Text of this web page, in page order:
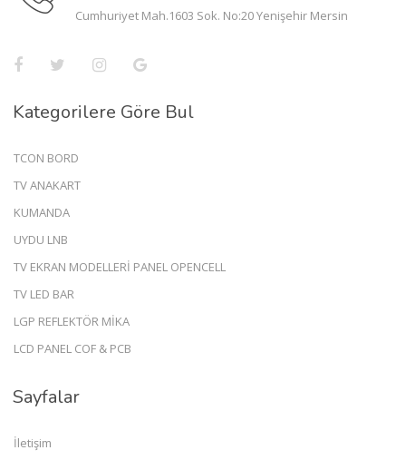
Cumhuriyet Mah.1603 Sok. No:20 Yenişehir Mersin
Kategorilere Göre Bul
TCON BORD
TV ANAKART
KUMANDA
UYDU LNB
TV EKRAN MODELLERİ PANEL OPENCELL
TV LED BAR
LGP REFLEKTÖR MİKA
LCD PANEL COF & PCB
Sayfalar
İletişim